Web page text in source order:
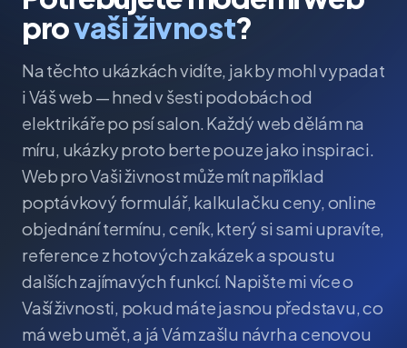
provaši živnost?
Na těchto ukázkách vidíte, jak by mohl vypadat
i Váš web — hned v šesti podobách od
elektrikáře po psí salon. Každý web dělám na
míru, ukázky proto berte pouze jako inspiraci.
Web pro Vaši živnost může mít například
poptávkový formulář, kalkulačku ceny, online
objednání termínu, ceník, který si sami upravíte,
reference z hotových zakázek a spoustu
dalších zajímavých funkcí. Napište mi více o
Vaší živnosti, pokud máte jasnou představu, co
má web umět, a já Vám zašlu návrh a cenovou